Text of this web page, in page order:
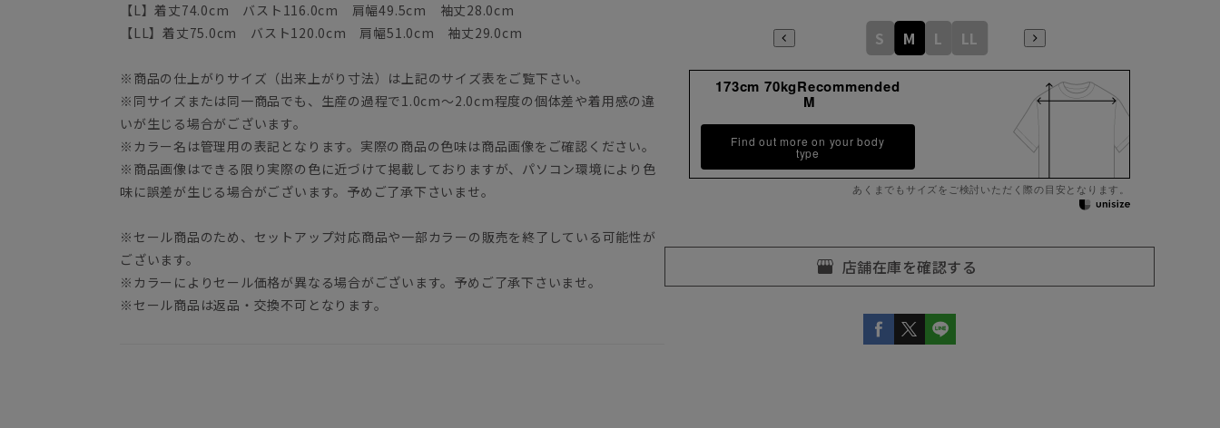
【L】着丈74.0cm バスト116.0cm 肩幅49.5cm 袖丈28.0cm
【LL】着丈75.0cm バスト120.0cm 肩幅51.0cm 袖丈29.0cm
※商品の仕上がりサイズ（出来上がり寸法）は上記のサイズ表をご覧下さい。
※同サイズまたは同一商品でも、生産の過程で1.0cm～2.0cm程度の個体差や着用感の違
いが生じる場合がございます。
※カラー名は管理用の表記となります。実際の商品の色味は商品画像をご確認ください。
※商品画像はできる限り実際の色に近づけて掲載しておりますが、パソコン環境により色
味に誤差が生じる場合がございます。予めご了承下さいませ。
※セール商品のため、セットアップ対応商品や一部カラーの販売を終了している可能性が
ございます。
※カラーによりセール価格が異なる場合がございます。予めご了承下さいませ。
※セール商品は返品・交換不可となります。
S M L LL
173cm 70kgRecommended
M
Find out more on your body
type
あくまでもサイズをご検討いただく際の目安となります。